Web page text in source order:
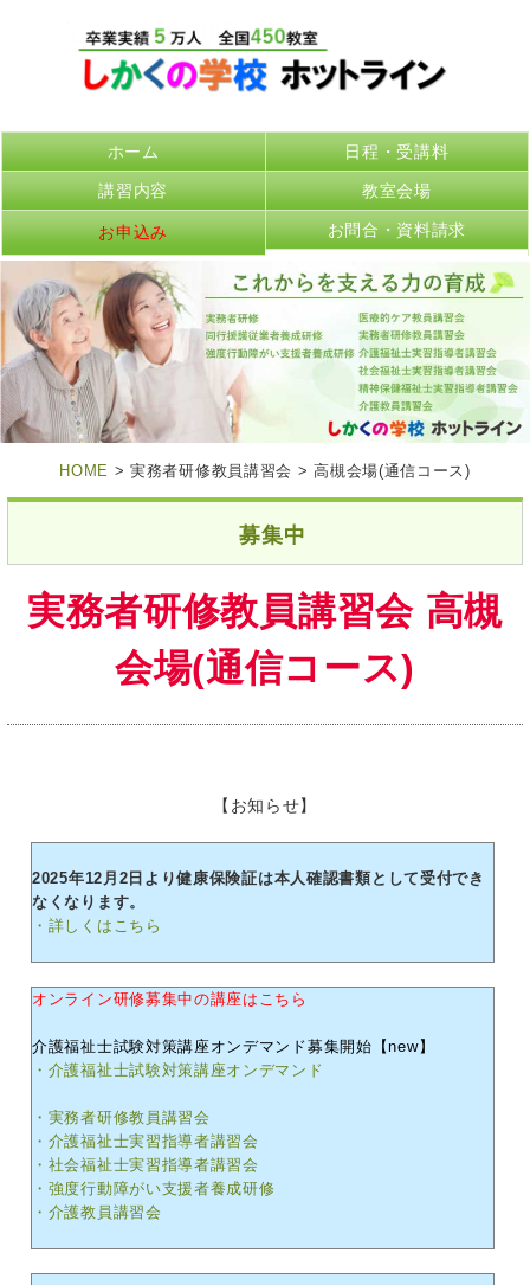
ホーム 日程・受講料
講習内容 教室会場
お申込み お問合・資料請求
HOME > 実務者研修教員講習会 > 高槻会場(通信コース)
募集中
実務者研修教員講習会 高槻
会場(通信コース)
【お知らせ】
2025年12月2日より健康保険証は本人確認書類として受付でき
なくなります。
・詳しくはこちら
オンライン研修募集中の講座はこちら
介護福祉士試験対策講座オンデマンド募集開始【new】
・介護福祉士試験対策講座オンデマンド
・実務者研修教員講習会
・介護福祉士実習指導者講習会
・社会福祉士実習指導者講習会
・強度行動障がい支援者養成研修
・介護教員講習会